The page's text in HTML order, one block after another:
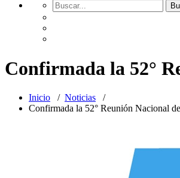
Confirmada la 52°
Inicio / Noticias /
Confirmada la 52° Reunión Nacional